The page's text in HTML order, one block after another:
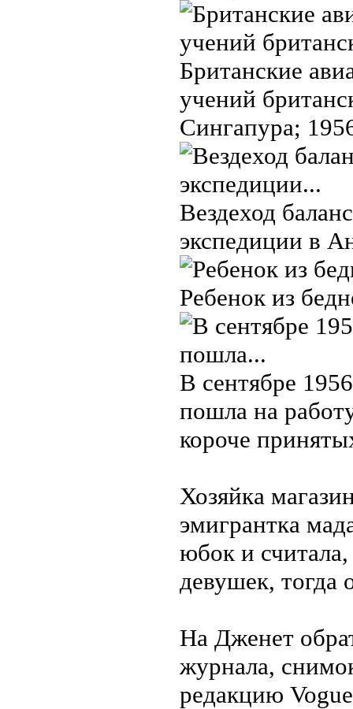
Британские
учений
Сингапура;
Вездеход
экспедиции в
Ребенок из
В сентябре
пошла на
короче
Хозяйка
эмигрантка
юбок и
девушек, тогда
На Дженет
журнала,
редакцию